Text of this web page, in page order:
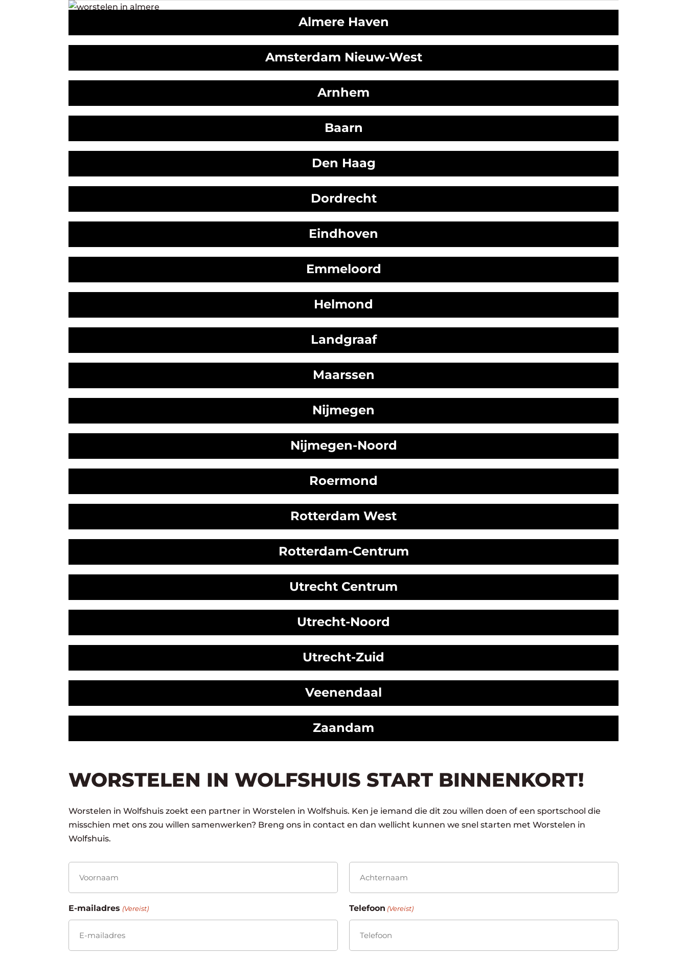
Almere Haven
Amsterdam Nieuw-West
Arnhem
Baarn
Den Haag
Dordrecht
Eindhoven
Emmeloord
Helmond
Landgraaf
Maarssen
Nijmegen
Nijmegen-Noord
Roermond
Rotterdam West
Rotterdam-Centrum
Utrecht Centrum
Utrecht-Noord
Utrecht-Zuid
Veenendaal
Zaandam
WORSTELEN IN WOLFSHUIS START BINNENKORT!
Worstelen in Wolfshuis zoekt een partner in Worstelen in Wolfshuis. Ken je iemand die dit zou willen doen of een sportschool die
misschien met ons zou willen samenwerken? Breng ons in contact en dan wellicht kunnen we snel starten met Worstelen in
Wolfshuis.
(Vereist)
Voornaam
E-mailadres (Vereist) Telefoon (Vereist)